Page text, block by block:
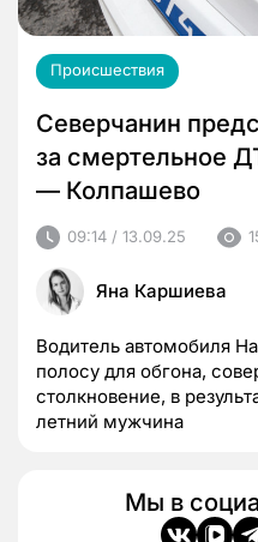
Происшествия
Cеверчанин
за смертельное
— Колпашево
09:14 / 13.09.25
Яна Каршиева
Водитель автомобиля
полосу для обгона,
столкновение, в
летний мужчина
Мы в